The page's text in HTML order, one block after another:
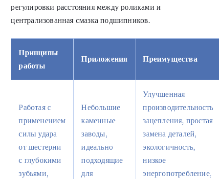
регулировки расстояния между роликами и
централизованная смазка подшипников.
Принципы
работы
Приложения Преимущества
Работая с
применением
силы удара
от шестерни
с глубокими
зубьями,
Небольшие
каменные
заводы,
идеально
подходящие
для
Улучшенная
производительность
зацепления, простая
замена деталей,
экологичность,
низкое
энергопотребление,